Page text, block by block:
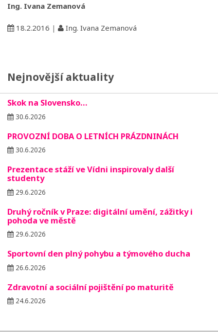
Ing. Ivana Zemanová
18.2.2016 | Ing. Ivana Zemanová
Nejnovější aktuality
Skok na Slovensko…
30.6.2026
PROVOZNÍ DOBA O LETNÍCH PRÁZDNINÁCH
30.6.2026
Prezentace stáží ve Vídni inspirovaly další
studenty
29.6.2026
Druhý ročník v Praze: digitální umění, zážitky i
pohoda ve městě
29.6.2026
Sportovní den plný pohybu a týmového ducha
26.6.2026
Zdravotní a sociální pojištění po maturitě
24.6.2026